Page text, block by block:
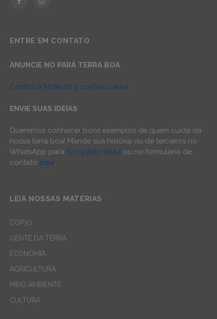
FacebookInstagram
ENTRE EM CONTATO
ANUNCIE NO PARÁ TERRA BOA
Confira o Mídia Kit e contatos aqui
ENVIE SUAS IDEIAS
Queremos conhecer bons exemplos de quem cuida da
nossa terra boa! Mande sua história ou de terceiros no
WhatsApp para (91) 99187-0544 ou no formulário de
contato aqui.
LEIA NOSSAS MATÉRIAS
COP30
GENTE DA TERRA
ECONOMIA
AGRICULTURA
MEIO AMBIENTE
CULTURA